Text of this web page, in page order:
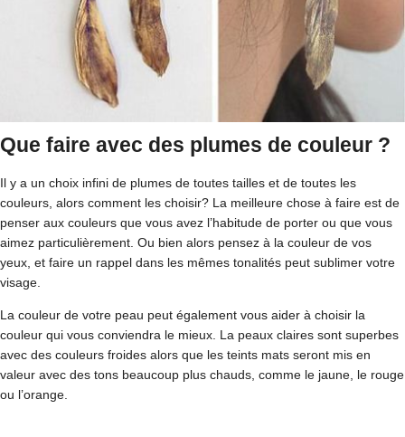
Que faire avec des plumes de couleur ?
Il y a un choix infini de plumes de toutes tailles et de toutes les
couleurs, alors comment les choisir? La meilleure chose à faire est de
penser aux couleurs que vous avez l’habitude de porter ou que vous
aimez particulièrement. Ou bien alors pensez à la couleur de vos
yeux, et faire un rappel dans les mêmes tonalités peut sublimer votre
visage.
La couleur de votre peau peut également vous aider à choisir la
couleur qui vous conviendra le mieux. La peaux claires sont superbes
avec des couleurs froides alors que les teints mats seront mis en
valeur avec des tons beaucoup plus chauds, comme le jaune, le rouge
ou l’orange.